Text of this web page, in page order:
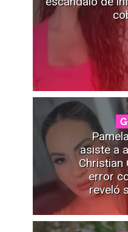
asiste a
Christian
error
reveló